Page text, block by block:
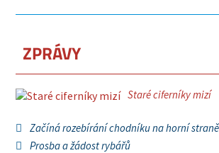
ZPRÁVY
Staré ciferníky mizí
Začíná rozebírání chodníku na horní straně
Prosba a žádost rybářů